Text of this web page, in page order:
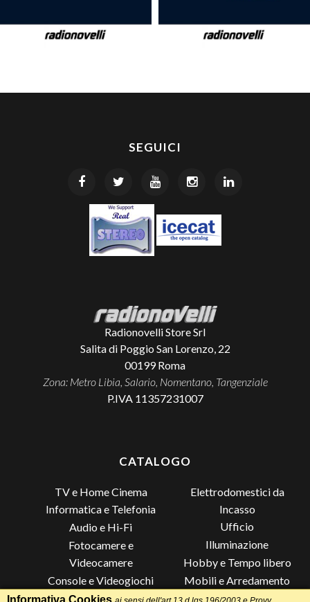
SEGUICI
Radionovelli Store Srl
Salita di Poggio San Lorenzo, 22
00199 Roma
Zona: Metro Libia, Salario, Nomentano, Tangenziale
P.IVA 11357231007
CATALOGO
TV e Home Cinema
Informatica e Telefonia
Audio e Hi-Fi
Fotocamere e
Videocamere
Console e Videogiochi
Piccoli Elettrodomestici
Elettrodomestici da
Incasso
Ufficio
Illuminazione
Hobby e Tempo libero
Mobili e Arredamento
Lista di Nozze
Informativa Cookies